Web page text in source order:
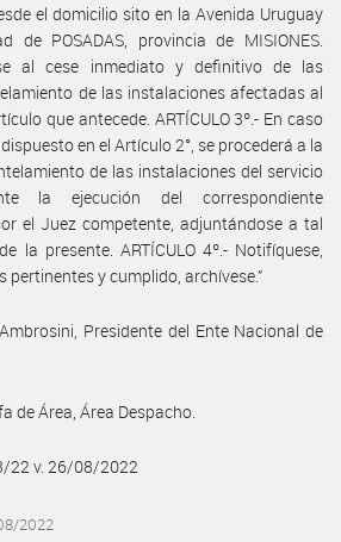
el domicilio sito en la Avenida Uruguay
de POSADAS, provincia de MISIONES.
al cese inmediato y definitivo de las
de las instalaciones afectadas al
que antecede. ARTÍCULO 3º.- En caso
en el Artículo 2°, se procederá a la
de las instalaciones del servicio
la ejecución del correspondiente
el Juez competente, adjuntándose a tal
la presente. ARTÍCULO 4º.- Notifíquese,
pertinentes y cumplido, archívese.”
Presidente del Ente Nacional de
de Área, Área Despacho.
22 v. 26/08/2022
2022